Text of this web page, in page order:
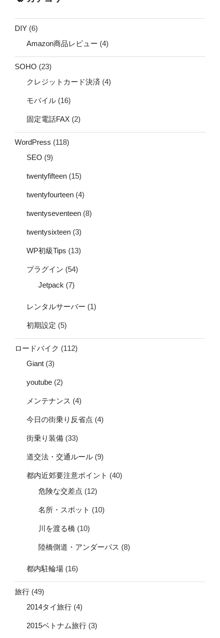
DIY (6)
Amazon商品レビュー (4)
SOHO (23)
クレジットカード決済 (4)
モバイル (16)
固定電話FAX (2)
WordPress (118)
SEO (9)
twentyfifteen (15)
twentyfourteen (4)
twentyseventeen (8)
twentysixteen (3)
WP初級Tips (13)
プラグイン (54)
Jetpack (7)
レンタルサーバー (1)
初期設定 (5)
ロードバイク (112)
Giant (3)
youtube (2)
メンテナンス (4)
今日の街乗り反省点 (4)
街乗り装備 (33)
道交法・交通ルール (9)
都内近郊要注意ポイント (40)
危険な交差点 (12)
名所・スポット (10)
川を渡る橋 (10)
陸橋側道・アンダーパス (8)
都内駐輪場 (16)
旅行 (49)
2014タイ旅行 (4)
2015ベトナム旅行 (3)